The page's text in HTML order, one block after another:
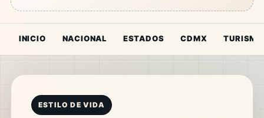
INICIO NACIONAL ESTADOS CDMX TURISMO
ESTILO DE VIDA